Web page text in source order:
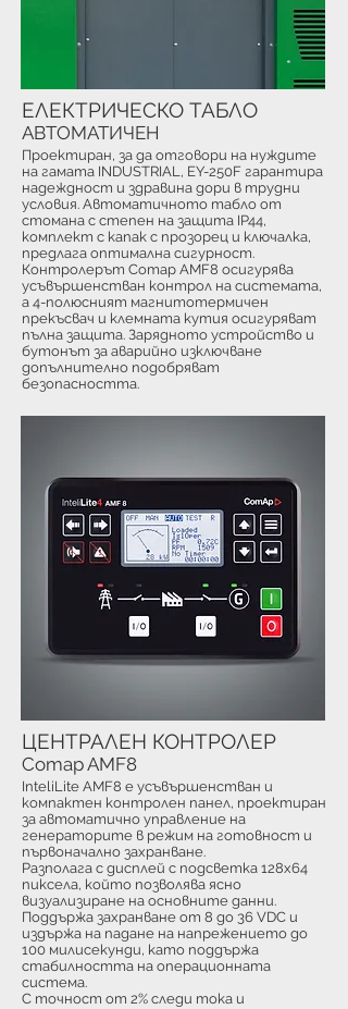
Проектиран, за да отговори на нуждите
на гамата INDUSTRIAL, EY-250F гарантира
надеждност и здравина дори в трудни
условия. Автоматичното табло от
стомана с степен на защита IP44,
комплект с капак с прозорец и ключалка,
предлага оптимална сигурност.
Контролерът Comap AMF8 осигурява
усъвършенстван контрол на системата,
а 4-полюсният магнитотермичен
прекъсвач и клемната кутия осигуряват
пълна защита. Зарядното устройство и
бутонът за аварийно изключване
допълнително подобряват
безопасността.
ЕЛЕКТРИЧЕСКО ТАБЛО
АВТОМАТИЧЕН
InteliLite AMF8 е усъвършенстван и
компактен контролен панел, проектиран
за автоматично управление на
генераторите в режим на готовност и
първоначално захранване.
Разполага с дисплей с подсветка 128x64
пиксела, който позволява ясно
визуализиране на основните данни.
Поддържа захранване от 8 до 36 VDC и
издържа на падане на напрежението до
100 милисекунди, като поддържа
стабилността на операционната
система.
С точност от 2% следи тока и
ЦЕНТРАЛЕН КОНТРОЛЕР
Comap AMF8